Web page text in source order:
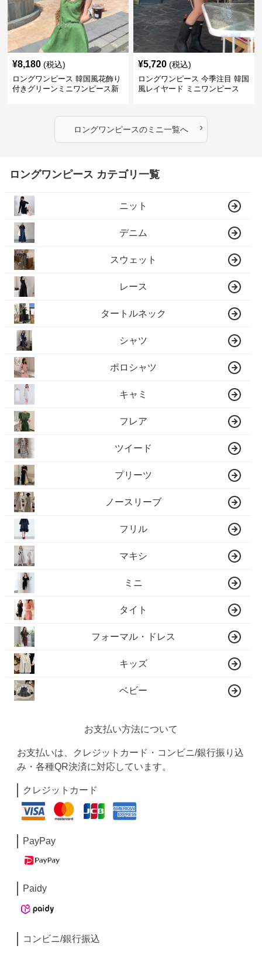
¥8,180 (税込)
ロングワンピース 韓国風花飾り
付きグリーンミニワンピース新
¥5,720 (税込)
ロングワンピース 今季注目 韓国
風レイヤード ミニワンピース
ロングワンピースのミニ一覧へ ›
ロングワンピース カテゴリ一覧
ニット
デニム
スウェット
レース
タートルネック
シャツ
ポロシャツ
キャミ
フレア
ツイード
プリーツ
ノースリーブ
フリル
マキシ
ミニ
タイト
フォーマル・ドレス
キッズ
ベビー
お支払い方法について
お支払いは、クレジットカード・コンビニ/銀行振り込
み・各種QR決済に対応しています。
クレジットカード
PayPay
Paidy
コンビニ/銀行振込